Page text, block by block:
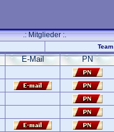
.: Mitglieder :.
Team
E-Mail PN